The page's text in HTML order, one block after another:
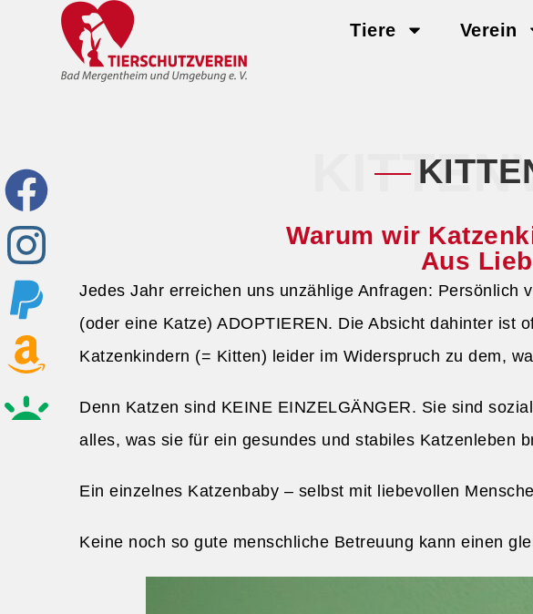
Tiere Verein
Warum wir
Aus
Jedes Jahr erreichen uns unzählige Anfragen: Persönlich
(oder eine Katze) ADOPTIEREN. Die Absicht dahinter ist
Katzenkindern (= Kitten) leider im Widerspruch zu dem,
Denn Katzen sind KEINE EINZELGÄNGER. Sie sind
alles, was sie für ein gesundes und stabiles Katzenleben
Ein einzelnes Katzenbaby – selbst mit liebevollen
Keine noch so gute menschliche Betreuung kann einen